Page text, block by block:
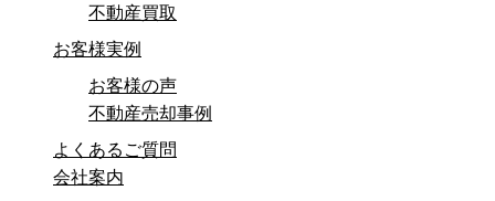
不動産買取
お客様実例
お客様の声
不動産売却事例
よくあるご質問
会社案内